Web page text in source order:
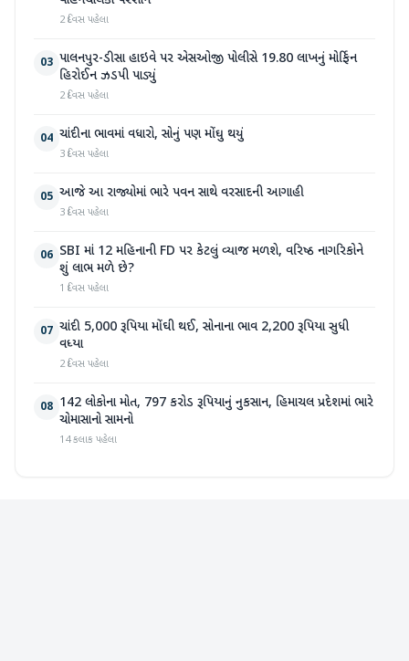
2 દિવસ પહેલા
03 પાલનપુર-ડીસા હાઇવે પર એસઓજી પોલીસે 19.80 લાખનું મોર્ફિન
હિરોઈન ઝડપી પાડ્યું
2 દિવસ પહેલા
04 ચાંદીના ભાવમાં વધારો, સોનું પણ મોંઘુ થયું
3 દિવસ પહેલા
05 આજે આ રાજ્યોમાં ભારે પવન સાથે વરસાદની આગાહી
3 દિવસ પહેલા
06 SBI માં 12 મહિનાની FD પર કેટલું વ્યાજ મળશે, વરિષ્ઠ નાગરિકોને
શું લાભ મળે છે?
1 દિવસ પહેલા
07 ચાંદી 5,000 રૂપિયા મોંઘી થઈ, સોનાના ભાવ 2,200 રૂપિયા સુધી
વધ્યા
2 દિવસ પહેલા
08 142 લોકોના મોત, 797 કરોડ રૂપિયાનું નુકસાન, હિમાચલ પ્રદેશમાં ભારે
ચોમાસાનો સામનો
14 કલાક પહેલા